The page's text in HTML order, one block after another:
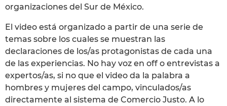
organizaciones del Sur de México.
El video está organizado a partir de una serie de
temas sobre los cuales se muestran las
declaraciones de los/as protagonistas de cada una
de las experiencias. No hay voz en off o entrevistas a
expertos/as, si no que el video da la palabra a
hombres y mujeres del campo, vinculados/as
directamente al sistema de Comercio Justo. A lo